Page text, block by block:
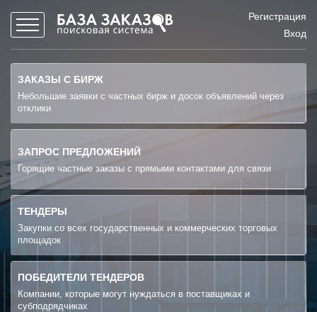
Регистрация
Вход
ЗАКАЗЫ С БИРЖ
Небольшие заявки с частных бирж и досок объявлений через
отклики
ЗАПРОС ПРЕДЛОЖЕНИЙ
Горящие частные заказы с прямыми контактами для связи
ТЕНДЕРЫ
Закупки со всех государственных и коммерческих торговых
площадок
ПОБЕДИТЕЛИ ТЕНДЕРОВ
Компании, которые могут нуждаться в поставщиках и
субподрядчиках